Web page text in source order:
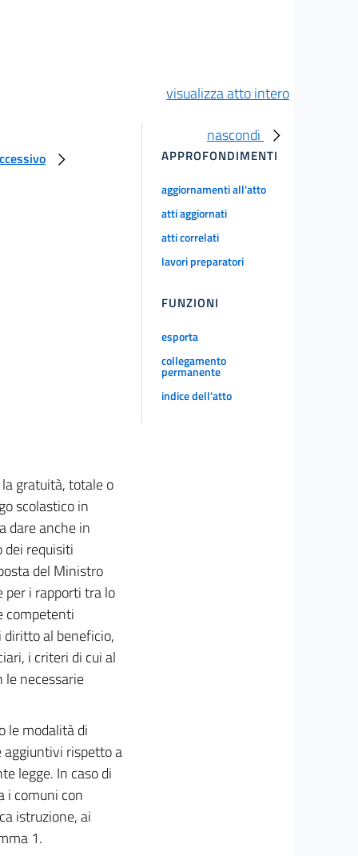
visualizza atto intero
gratuità, totale o
scolastico in
dare anche in
dei requisiti
del Ministro
per i rapporti tra lo
competenti
al beneficio,
i criteri di cui al
le necessarie
le modalità di
rispetto a
legge. In caso di
i comuni con
istruzione, ai
1.
nascondi
APPROFONDIMENTI
aggiornamenti all'atto
atti aggiornati
atti correlati
lavori preparatori
FUNZIONI
esporta
collegamento
permanente
indice dell'atto